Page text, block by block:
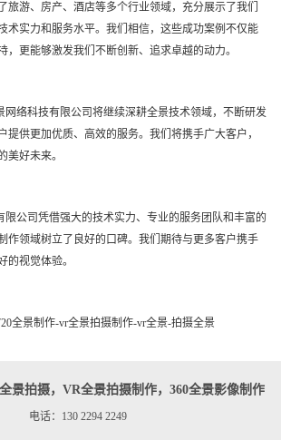
旅游、房产、酒店等多个行业领域，充分展示了我们
术实力和服务水平。我们相信，这些成功案例不仅能
，更能够激发我们不断创新、追求卓越的动力。
络科技有限公司将继续深耕全景技术领域，不断研发
提供更加优质、高效的服务。我们将携手广大客户，
美好未来。
公司凭借强大的技术实力、专业的服务团队和丰富的
作领域树立了良好的口碑。我们期待与更多客户携手
的视觉体验。
全景制作-vr全景拍摄制作-vr全景-拍摄全景
景拍摄，VR全景拍摄制作，360全景影像制作
电话：130 2294 2249